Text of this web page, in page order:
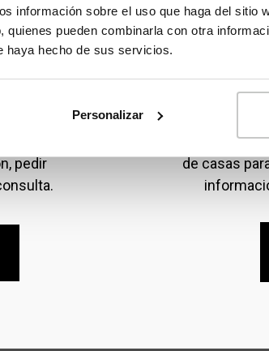
información sobre el uso que haga del sitio
pueden combinarla con otra
haya hecho de sus servicios.
Personalizar
en
pedir
En nuestro
de casas